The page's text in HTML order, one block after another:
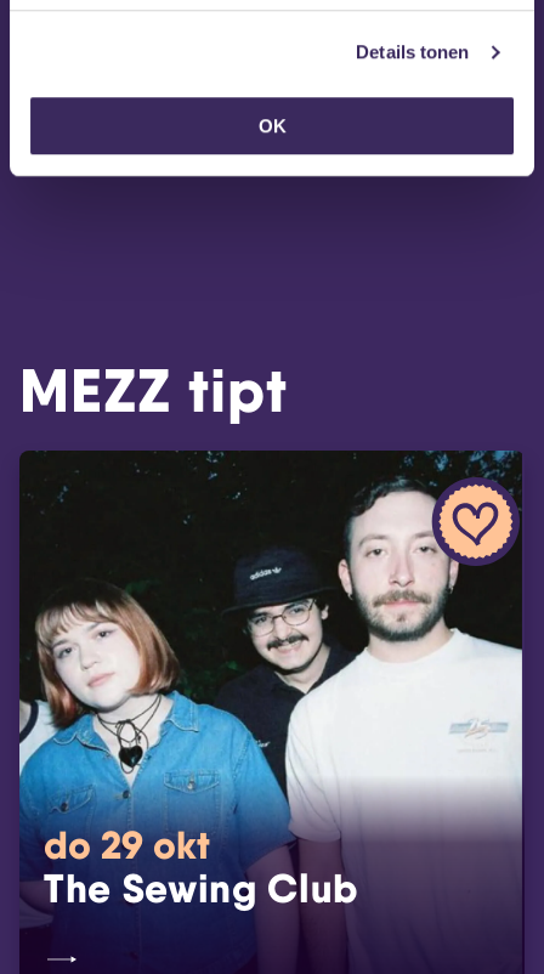
Details tonen
OK
MEZZ tipt
do 29 okt
The Sewing Club